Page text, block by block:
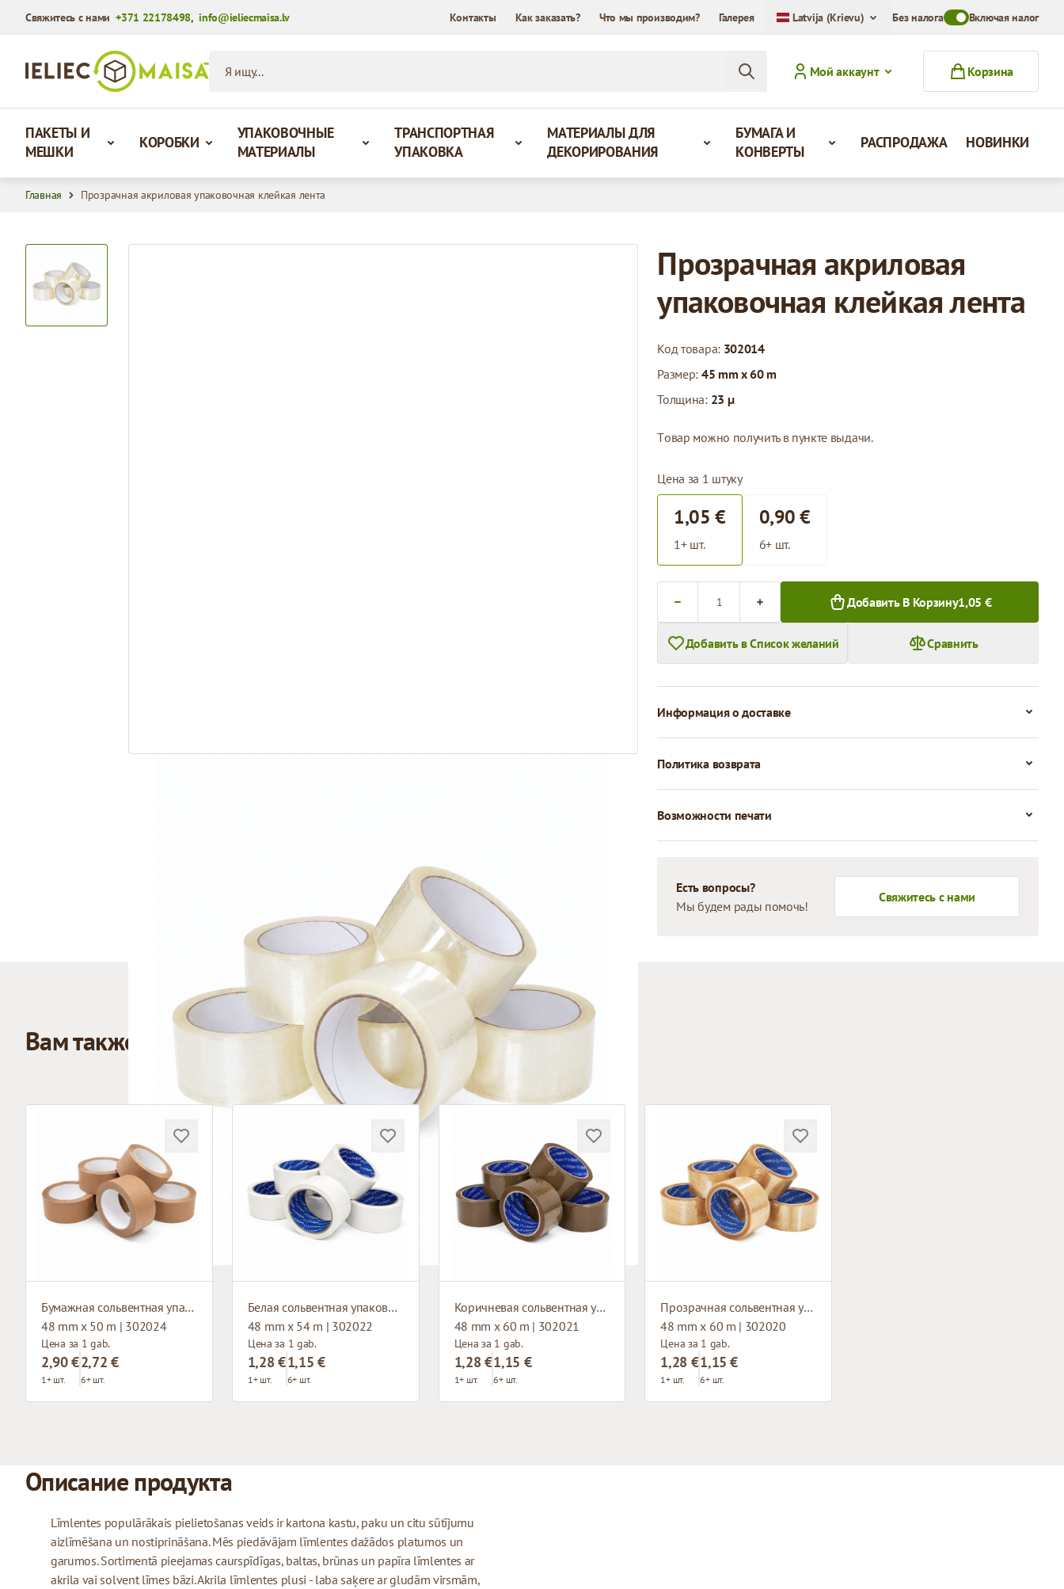
Свяжитесь с нами+371 22178498,info@ieliecmaisa.lv Контакты Как заказать? Что мы производим? Галерея Latvija (Krievu) Без налогаToggle VAT Mode
Включая налог
Мой аккаунт
Корзина
ПАКЕТЫ И
МЕШКИ
КОРОБКИ
УПАКОВОЧНЫЕ
МАТЕРИАЛЫ
ТРАНСПОРТНАЯ
УПАКОВКА
МАТЕРИАЛЫ ДЛЯ
ДЕКОРИРОВАНИЯ
БУМАГА И
КОНВЕРТЫ
РАСПРОДАЖА НОВИНКИ
Главная Прозрачная акриловая упаковочная клейкая лента
Прозрачная акриловая
упаковочная клейкая лента
Код товара: 302014
Размер: 45 mm x 60 m
Толщина: 23 µ
Tовар можно получить в пункте выдачи.
Цена за 1 штуку
1,05 €
1+ шт.
0,90 €
6+ шт.
Добавить В Корзину1,05 €
Добавить в Список желаний Сравнить
Информация о доставке
Политика возврата
Возможности печати
Есть вопросы?
Мы будем рады помочь!
Свяжитесь с нами
Вам также может понравиться
Бумажная сольвентная упаковочная клейкая лента
48 mm x 50 m | 302024
Цена за 1 gab.
2,90 €
1+ шт.
2,72 €
6+ шт.
Белая сольвентная упаковочная клейкая лента
48 mm x 54 m | 302022
Цена за 1 gab.
1,28 €
1+ шт.
1,15 €
6+ шт.
Коричневая сольвентная упаковочная клейкая лента
48 mm x 60 m | 302021
Цена за 1 gab.
1,28 €
1+ шт.
1,15 €
6+ шт.
Прозрачная сольвентная упаковочная клейкая лента
48 mm x 60 m | 302020
Цена за 1 gab.
1,28 €
1+ шт.
1,15 €
6+ шт.
Описание продукта
Līmlentes populārākais pielietošanas veids ir kartona kastu, paku un citu sūtījumu
aizlīmēšana un nostiprināšana. Mēs piedāvājam līmlentes dažādos platumos un
garumos. Sortimentā pieejamas caurspīdīgas, baltas, brūnas un papīra līmlentes ar
akrila vai solvent līmes bāzi. Akrila līmlentes plusi - laba saķere ar gludām virsmām,